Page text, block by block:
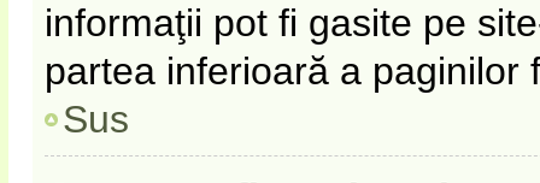
informaţii pot fi gasite pe
partea inferioară a paginilor
Sus